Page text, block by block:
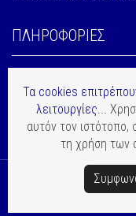
ΠΛΗΡΟΦΟΡΙΕΣ
10ο ΧΛΜ.
Θεσσαλονίκη
Copyright © Mentor Hellas
Τα cookies
λειτουργίες...
αυτόν τον ιστότοπο,
τη χρήση των